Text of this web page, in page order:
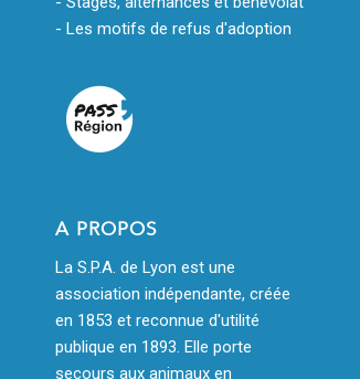
- Les motifs de refus d'adoption
A PROPOS
La S.P.A. de Lyon est une
association indépendante, créée
en 1853 et reconnue d'utilité
publique en 1893. Elle porte
secours aux animaux en